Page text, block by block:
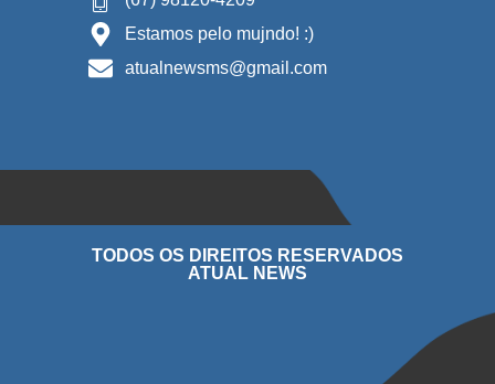
Estamos pelo mujndo! :)
atualnewsms@gmail.com
TODOS OS DIREITOS RESERVADOS
ATUAL NEWS